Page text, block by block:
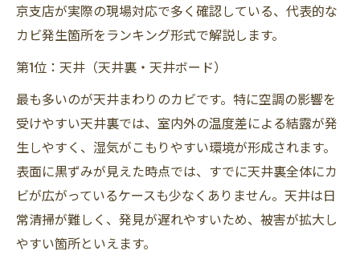
京支店が実際の現場対応で多く確認している、代表的な
カビ発生箇所をランキング形式で解説します。
第1位：天井（天井裏・天井ボード）
最も多いのが天井まわりのカビです。特に空調の影響を
受けやすい天井裏では、室内外の温度差による結露が発
生しやすく、湿気がこもりやすい環境が形成されます。
表面に黒ずみが見えた時点では、すでに天井裏全体にカ
ビが広がっているケースも少なくありません。天井は日
常清掃が難しく、発見が遅れやすいため、被害が拡大し
やすい箇所といえます。